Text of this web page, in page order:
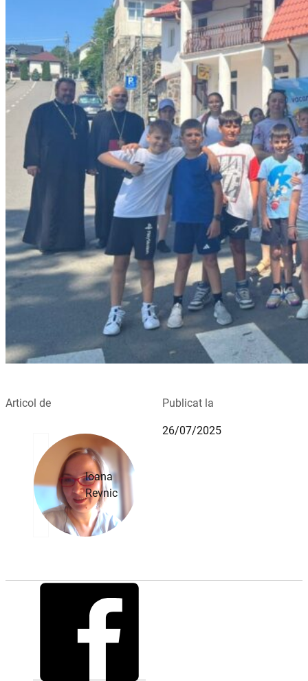
Articol de
Ioana
Revnic
Publicat la
26/07/2025